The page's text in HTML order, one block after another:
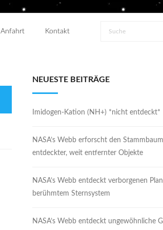
Anfahrt Kontakt
NEUESTE BEITRÄGE
Imidogen-Kation (NH+) *nicht entdeckt*
NASA’s Webb erforscht den
entdeckter, weit entfernter Objekte
NASA’s Webb entdeckt verborgenen
berühmtem Sternsystem
NASA’s Webb entdeckt ungewöhnliche